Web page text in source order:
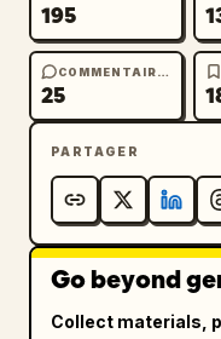
195
COMMENTAIRES
25
PARTAGER
Go beyond
Collect materials,